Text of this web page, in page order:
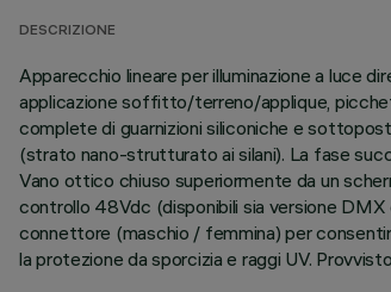
DESCRIZIONE
Apparecchio lineare per illuminazione a luce
applicazione soffitto/terreno/applique,
complete di guarnizioni siliconiche e
(strato nano-strutturato ai silani). La fase
Vano ottico chiuso superiormente da un
controllo 48Vdc (disponibili sia versione
connettore (maschio / femmina) per
la protezione da sporcizia e raggi UV.